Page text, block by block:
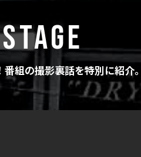
組の撮影裏話を特別に紹介